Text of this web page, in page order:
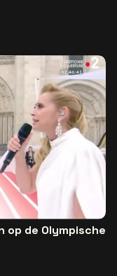
op de Olympische